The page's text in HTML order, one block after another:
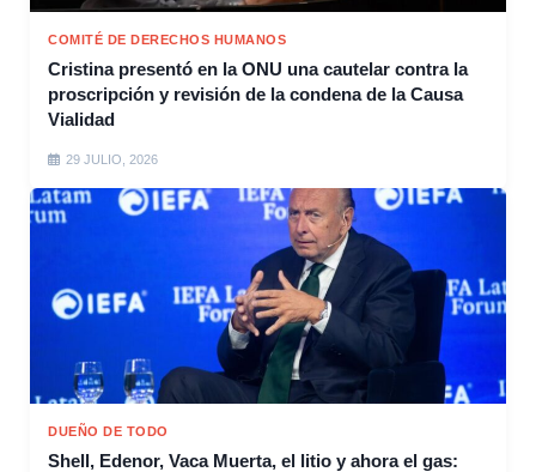
COMITÉ DE DERECHOS HUMANOS
Cristina presentó en la ONU una cautelar contra la
proscripción y revisión de la condena de la Causa
Vialidad
29 JULIO, 2026
DUEÑO DE TODO
Shell, Edenor, Vaca Muerta, el litio y ahora el gas: